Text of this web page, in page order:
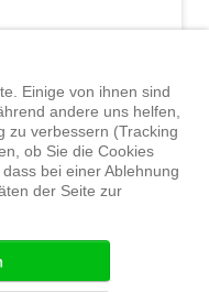
Service
Elvstrøm
Einige von ihnen sind
andere uns helfen,
zu verbessern (Tracking
ob Sie die Cookies
bei einer Ablehnung
der Seite zur